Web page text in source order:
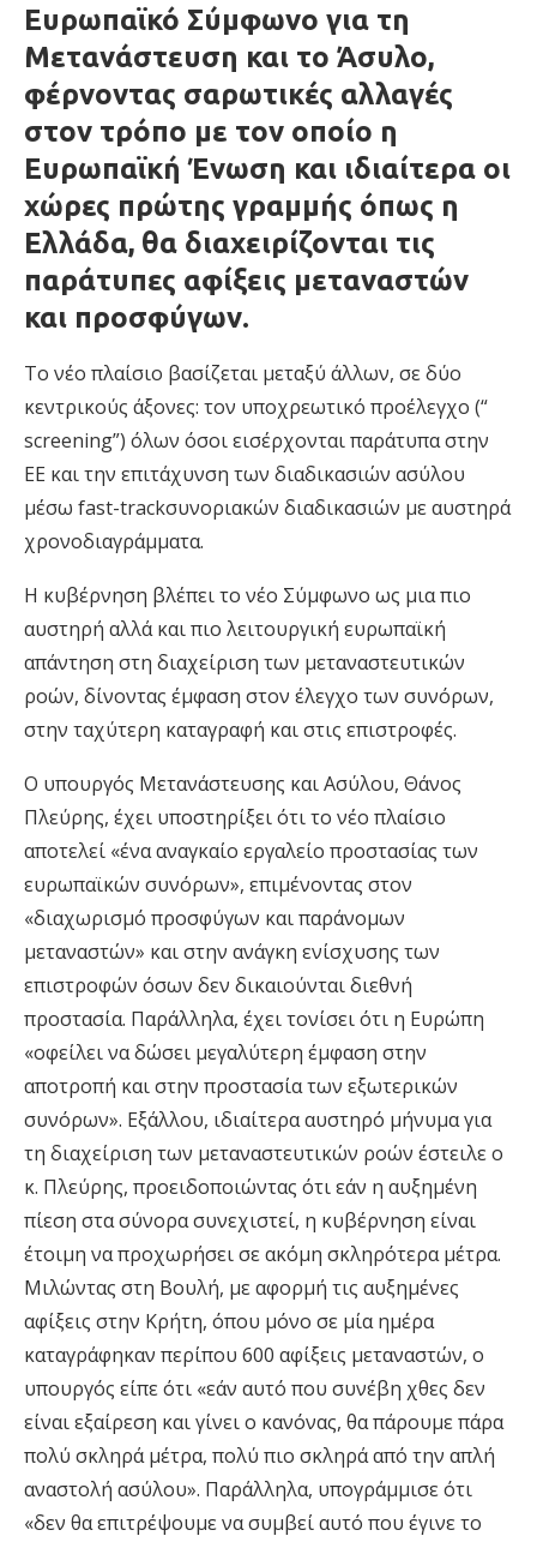
Ευρωπαϊκό Σύμφωνο για τη
Μετανάστευση και το Άσυλο,
φέρνοντας σαρωτικές αλλαγές
στον τρόπο με τον οποίο η
Ευρωπαϊκή Ένωση και ιδιαίτερα οι
χώρες πρώτης γραμμής όπως η
Ελλάδα, θα διαχειρίζονται τις
παράτυπες αφίξεις μεταναστών
και προσφύγων.
Το νέο πλαίσιο βασίζεται μεταξύ άλλων, σε δύο
κεντρικούς άξονες: τον υποχρεωτικό προέλεγχο (“
screening”) όλων όσοι εισέρχονται παράτυπα στην
ΕΕ και την επιτάχυνση των διαδικασιών ασύλου
μέσω fast-trackσυνοριακών διαδικασιών με αυστηρά
χρονοδιαγράμματα.
Η κυβέρνηση βλέπει το νέο Σύμφωνο ως μια πιο
αυστηρή αλλά και πιο λειτουργική ευρωπαϊκή
απάντηση στη διαχείριση των μεταναστευτικών
ροών, δίνοντας έμφαση στον έλεγχο των συνόρων,
στην ταχύτερη καταγραφή και στις επιστροφές.
Ο υπουργός Μετανάστευσης και Ασύλου, Θάνος
Πλεύρης, έχει υποστηρίξει ότι το νέο πλαίσιο
αποτελεί «ένα αναγκαίο εργαλείο προστασίας των
ευρωπαϊκών συνόρων», επιμένοντας στον
«διαχωρισμό προσφύγων και παράνομων
μεταναστών» και στην ανάγκη ενίσχυσης των
επιστροφών όσων δεν δικαιούνται διεθνή
προστασία. Παράλληλα, έχει τονίσει ότι η Ευρώπη
«οφείλει να δώσει μεγαλύτερη έμφαση στην
αποτροπή και στην προστασία των εξωτερικών
συνόρων». Εξάλλου, ιδιαίτερα αυστηρό μήνυμα για
τη διαχείριση των μεταναστευτικών ροών έστειλε ο
κ. Πλεύρης, προειδοποιώντας ότι εάν η αυξημένη
πίεση στα σύνορα συνεχιστεί, η κυβέρνηση είναι
έτοιμη να προχωρήσει σε ακόμη σκληρότερα μέτρα.
Μιλώντας στη Βουλή, με αφορμή τις αυξημένες
αφίξεις στην Κρήτη, όπου μόνο σε μία ημέρα
καταγράφηκαν περίπου 600 αφίξεις μεταναστών, ο
υπουργός είπε ότι «εάν αυτό που συνέβη χθες δεν
είναι εξαίρεση και γίνει ο κανόνας, θα πάρουμε πάρα
πολύ σκληρά μέτρα, πολύ πιο σκληρά από την απλή
αναστολή ασύλου». Παράλληλα, υπογράμμισε ότι
«δεν θα επιτρέψουμε να συμβεί αυτό που έγινε το